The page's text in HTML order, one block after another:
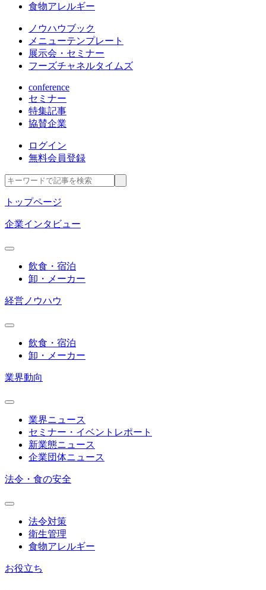
食物アレルギー
ノウハウブック
メニューテンプレート
展示会・セミナー
フーズチャネルタイムズ
conference
セミナー
特集記事
協賛企業
ログイン
無料会員登録
トップページ
企業インタビュー
飲食・宿泊
卸・メーカー
経営ノウハウ
飲食・宿泊
卸・メーカー
業界動向
業界ニュース
セミナー・イベントレポート
新業態ニュース
企業団体ニュース
法令・食の安全
法令対策
衛生管理
食物アレルギー
お役立ち